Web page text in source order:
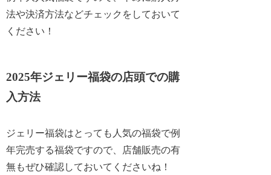
法や決済方法などチェックをしておいて
ください！
2025年ジェリー福袋の店頭での購
入方法
ジェリー福袋はとっても人気の福袋で例
年完売する福袋ですので、店舗販売の有
無もぜひ確認しておいてくださいね！